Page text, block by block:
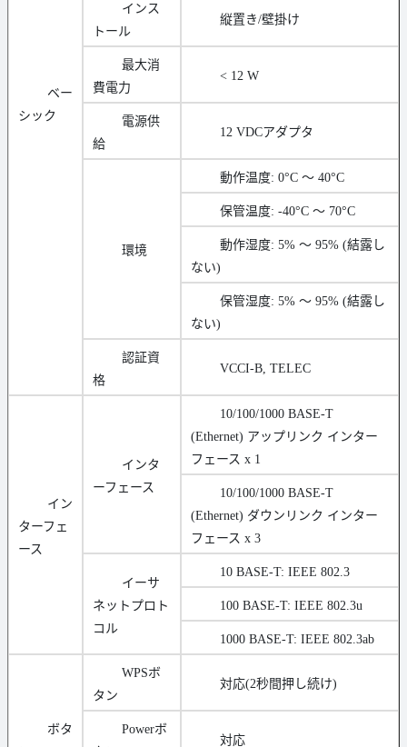
ベー
シック
インス
トール
縦置き/壁掛け
最大消
費電力
< 12 W
電源供
給
12 VDCアダプタ
環境
動作温度: 0°C ～ 40°C
保管温度: -40°C ～ 70°C
動作湿度: 5% ～ 95% (結露し
ない)
保管湿度: 5% ～ 95% (結露し
ない)
認証資
格
VCCI-B, TELEC
イン
ターフェ
ース
インタ
ーフェース
10/100/1000 BASE-T
(Ethernet) アップリンク インター
フェース x 1
10/100/1000 BASE-T
(Ethernet) ダウンリンク インター
フェース x 3
イーサ
ネットプロト
コル
10 BASE-T: IEEE 802.3
100 BASE-T: IEEE 802.3u
1000 BASE-T: IEEE 802.3ab
ボタ
WPSボ
タン
対応(2秒間押し続け)
Powerボ
対応